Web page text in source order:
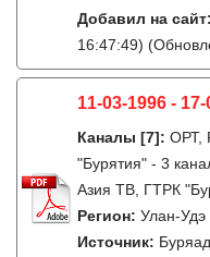
Добавил на сайт:
16:47:49)
11-03-1996 -
Каналы [7]: ОРТ,
"Бурятия" - 3
Азия ТВ, ГТРК
Регион: Улан-Удэ
Источник: